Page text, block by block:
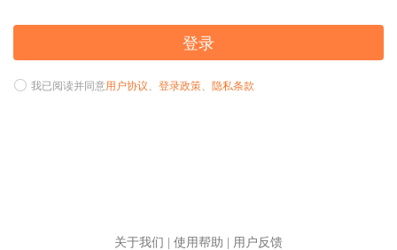
登录
我已阅读并同意用户协议、 登录政策、 隐私条款
关于我们 使用帮助 用户反馈